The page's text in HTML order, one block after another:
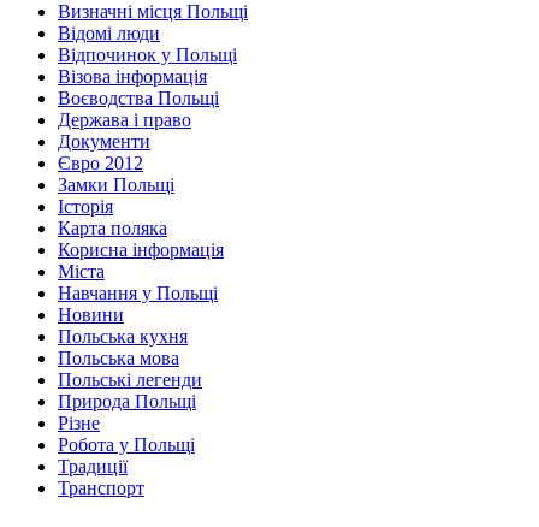
Визначні місця Польщі
Відомі люди
Відпочинок у Польщі
Візова інформація
Воєводства Польщі
Держава і право
Документи
Євро 2012
Замки Польщі
Історія
Карта поляка
Корисна інформація
Міста
Навчання у Польщі
Новини
Польська кухня
Польська мова
Польські легенди
Природа Польщі
Різне
Робота у Польщі
Традиції
Транспорт